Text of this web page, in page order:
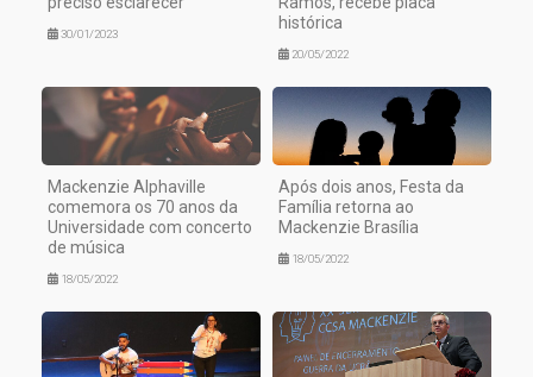
30/01/2023
histórica
20/05/2022
Mackenzie Alphaville
comemora os 70 anos da
Universidade com concerto
de música
18/05/2022
Após dois anos, Festa da
Família retorna ao
Mackenzie Brasília
18/05/2022